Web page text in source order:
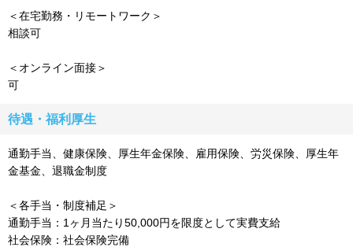
＜在宅勤務・リモートワーク＞
相談可
＜オンライン面接＞
可
待遇・福利厚生
通勤手当、健康保険、厚生年金保険、雇用保険、労災保険、厚生年
金基金、退職金制度
＜各手当・制度補足＞
通勤手当：1ヶ月当たり50,000円を限度として実費支給
社会保険：社会保険完備